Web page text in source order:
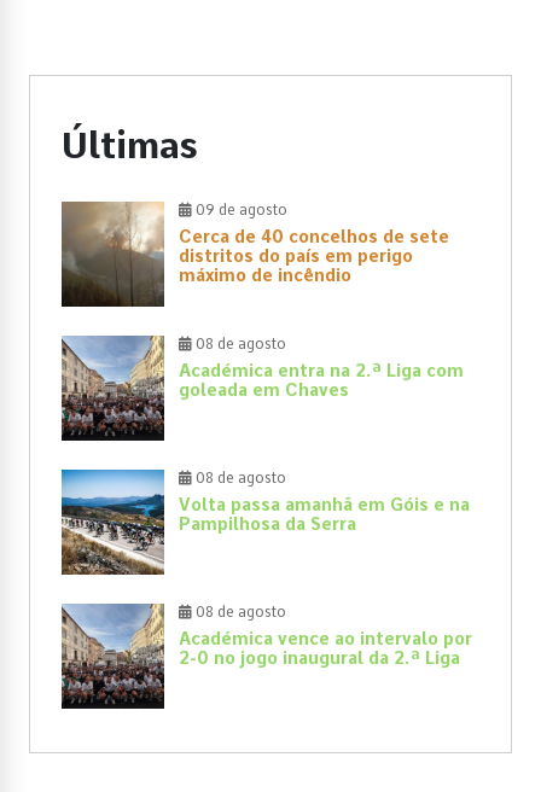
Últimas
09 de agosto
Cerca de 40 concelhos de sete
distritos do país em perigo
máximo de incêndio
08 de agosto
Académica entra na 2.ª Liga com
goleada em Chaves
08 de agosto
Volta passa amanhã em Góis e na
Pampilhosa da Serra
08 de agosto
Académica vence ao intervalo por
2-0 no jogo inaugural da 2.ª Liga